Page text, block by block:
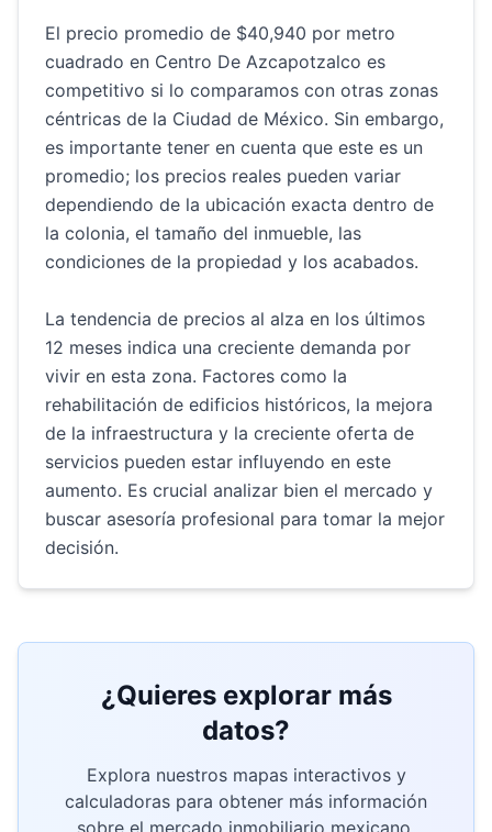
El precio promedio de $40,940 por metro
cuadrado en Centro De Azcapotzalco es
competitivo si lo comparamos con otras zonas
céntricas de la Ciudad de México. Sin embargo,
es importante tener en cuenta que este es un
promedio; los precios reales pueden variar
dependiendo de la ubicación exacta dentro de
la colonia, el tamaño del inmueble, las
condiciones de la propiedad y los acabados.
La tendencia de precios al alza en los últimos
12 meses indica una creciente demanda por
vivir en esta zona. Factores como la
rehabilitación de edificios históricos, la mejora
de la infraestructura y la creciente oferta de
servicios pueden estar influyendo en este
aumento. Es crucial analizar bien el mercado y
buscar asesoría profesional para tomar la mejor
decisión.
¿Quieres explorar más
datos?
Explora nuestros mapas interactivos y
calculadoras para obtener más información
sobre el mercado inmobiliario mexicano.